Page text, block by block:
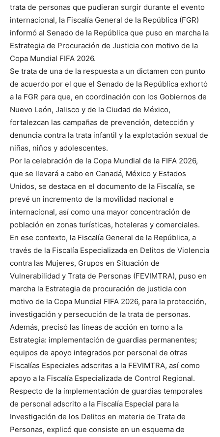
trata de personas que pudieran surgir durante el evento
internacional, la Fiscalía General de la República (FGR)
informó al Senado de la República que puso en marcha la
Estrategia de Procuración de Justicia con motivo de la
Copa Mundial FIFA 2026.
Se trata de una de la respuesta a un dictamen con punto
de acuerdo por el que el Senado de la República exhortó
a la FGR para que, en coordinación con los Gobiernos de
Nuevo León, Jalisco y de la Ciudad de México,
fortalezcan las campañas de prevención, detección y
denuncia contra la trata infantil y la explotación sexual de
niñas, niños y adolescentes.
Por la celebración de la Copa Mundial de la FIFA 2026,
que se llevará a cabo en Canadá, México y Estados
Unidos, se destaca en el documento de la Fiscalía, se
prevé un incremento de la movilidad nacional e
internacional, así como una mayor concentración de
población en zonas turísticas, hoteleras y comerciales.
En ese contexto, la Fiscalía General de la República, a
través de la Fiscalía Especializada en Delitos de Violencia
contra las Mujeres, Grupos en Situación de
Vulnerabilidad y Trata de Personas (FEVIMTRA), puso en
marcha la Estrategia de procuración de justicia con
motivo de la Copa Mundial FIFA 2026, para la protección,
investigación y persecución de la trata de personas.
Además, precisó las líneas de acción en torno a la
Estrategia: implementación de guardias permanentes;
equipos de apoyo integrados por personal de otras
Fiscalías Especiales adscritas a la FEVIMTRA, así como
apoyo a la Fiscalía Especializada de Control Regional.
Respecto de la implementación de guardias temporales
de personal adscrito a la Fiscalía Especial para la
Investigación de los Delitos en materia de Trata de
Personas, explicó que consiste en un esquema de